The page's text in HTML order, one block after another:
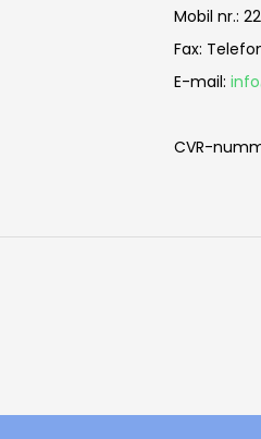
Mobil nr.:
Fax:
E-mail:
CVR-